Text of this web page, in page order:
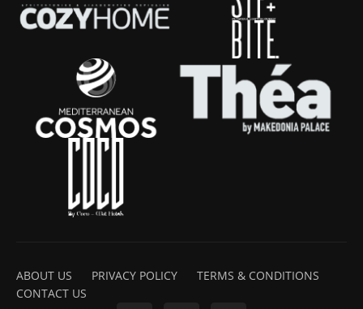
ABOUT US PRIVACY POLICY
TERMS & CONDITIONS
CONTACT US